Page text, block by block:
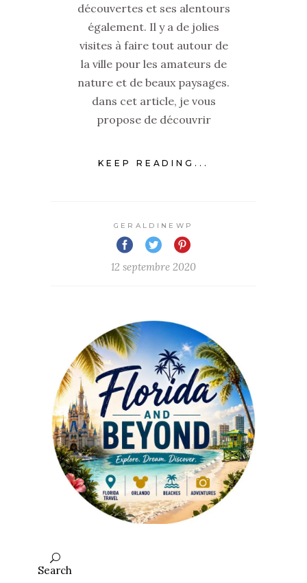
découvertes et ses alentours
également. Il y a de jolies
visites à faire tout autour de
la ville pour les amateurs de
nature et de beaux paysages.
dans cet article, je vous
propose de découvrir
KEEP READING...
GERALDINEWP
12 septembre 2020
Search